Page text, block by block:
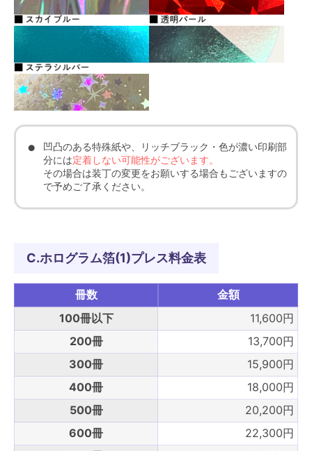
凹凸のある特殊紙や、リッチブラック・色が濃い印刷部
分には定着しない可能性がございます。
その場合は装丁の変更をお願いする場合もございますの
で予めご了承ください。
C.ホログラム箔(1)プレス料金表
冊数
金額
100冊以下
11,600円
200冊
13,700円
300冊
15,900円
400冊
18,000円
500冊
20,200円
600冊
22,300円